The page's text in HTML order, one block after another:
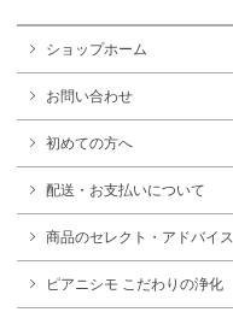
ショップホーム
お問い合わせ
初めての方へ
配送・お支払いについて
商品のセレクト・アドバイス
ピアニシモ こだわりの浄化